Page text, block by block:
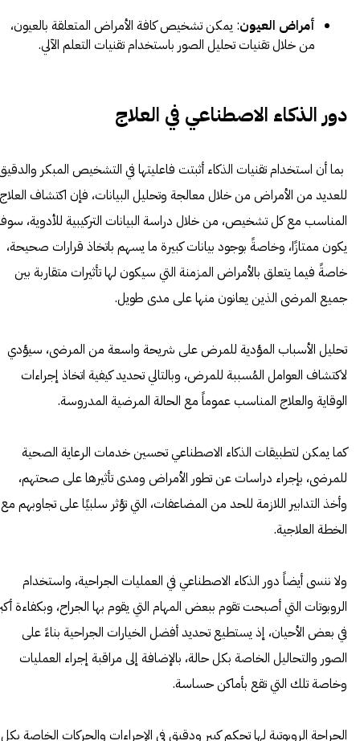
أمراض العيون: يمكن تشخيص كافة الأمراض المتعلقة بالعيون،
من خلال تقنيات تحليل الصور باستخدام تقنيات التعلم الآلي.
دور الذكاء الاصطناعي في العلاج
بما أن استخدام تقنيات الذكاء أثبتت فاعليتها في التشخيص المبكر
للعديد من الأمراض من خلال معالجة وتحليل البيانات، فإن اكتشاف العلاج
المناسب مع كل تشخيص، من خلال دراسة البيانات التركيبية للأدوية،
يكون ممتازًا، وخاصةً بوجود بيانات كبيرة ما يسهم باتخاذ قرارات صحيحة،
خاصةً فيما يتعلق بالأمراض المزمنة التي سيكون لها تأثيرات متقاربة بين
جميع المرضى الذين يعانون منها على مدى طويل.
تحليل الأسباب المؤدية للمرض على شريحة واسعة من المرضى، سيؤدي
لاكتشاف العوامل المُسببة للمرض، وبالتالي تحديد كيفية اتخاذ إجراءات
الوقاية والعلاج المناسب عموماً مع الحالة المرضية المدروسة.
كما يمكن لتطبيقات الذكاء الاصطناعي تحسين خدمات الرعاية الصحية
للمرضى، بإجراء دراسات عن تطور الأمراض ومدى تأثيرها على صحتهم،
وأخذ التدابير اللازمة للحد من المضاعفات، التي تؤثر سلبيًا على تجاوبهم مع
الخطة العلاجية.
ولا ننسى أيضاً دور الذكاء الاصطناعي في العمليات الجراحية، واستخدام
الروبوتات التي أصبحت تقوم ببعض المهام التي يقوم بها الجراح، وبكفاءة
في بعض الأحيان، إذ يستطيع تحديد أفضل الخيارات الجراحية بناءً على
الصور والتحاليل الخاصة بكل حالة، بالإضافة إلى مراقبة إجراء العمليات
وخاصة تلك التي تقع بأماكن حساسة.
الجراحة الروبوتية لها تحكم كبير ودقيق في الإجراءات والحركات الخاصة بكل